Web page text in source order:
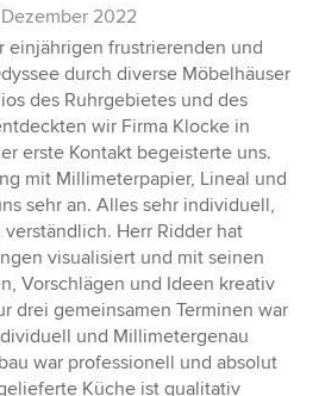
2022
einjährigen frustrierenden und
durch diverse Möbelhäuser
des Ruhrgebietes und des
wir Firma Klocke in
erste Kontakt begeisterte uns.
mit Millimeterpapier, Lineal und
sehr an. Alles sehr individuell,
Herr Ridder hat
visualisiert und mit seinen
Vorschlägen und Ideen kreativ
drei gemeinsamen Terminen war
und Millimetergenau
war professionell und absolut
Küche ist qualitativ